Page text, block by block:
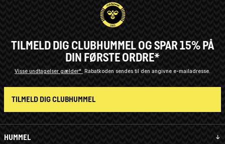
HUMMEL
TILMELD DIG CLUBHUMMEL OG SPAR 15% PÅ
DIN FØRSTE ORDRE*
Visse undtagelser gælder* Rabatkoden sendes til den angivne e-mailadresse.
TILMELD DIG CLUBHUMMEL